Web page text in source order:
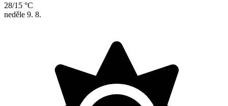
28/15 °C
neděle 9. 8.